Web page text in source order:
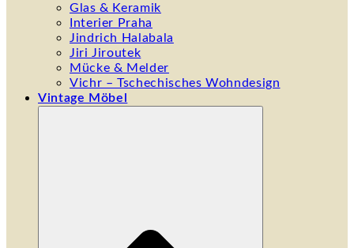
Glas & Keramik
Interier Praha
Jindrich Halabala
Jiri Jiroutek
Mücke & Melder
Vichr – Tschechisches Wohndesign
Vintage Möbel